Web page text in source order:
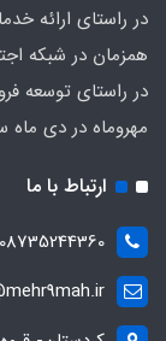
در راستای ارائه
همزمان در شبکه
در راستای توسعه
مهروماه در دی ماه سال 1403 راه
ارتباط با ما
08735244360 - 09356147755